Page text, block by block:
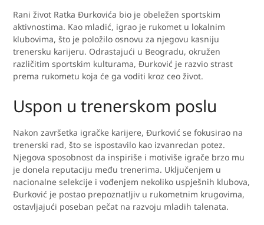
Rani život Ratka Đurkovića bio je obeležen sportskim
aktivnostima. Kao mladić, igrao je rukomet u lokalnim
klubovima, što je položilo osnovu za njegovu kasniju
trenersku karijeru. Odrastajući u Beogradu, okružen
različitim sportskim kulturama, Đurković je razvio strast
prema rukometu koja će ga voditi kroz ceo život.
Uspon u trenerskom poslu
Nakon završetka igračke karijere, Đurković se fokusirao na
trenerski rad, što se ispostavilo kao izvanredan potez.
Njegova sposobnost da inspiriše i motiviše igrače brzo mu
je donela reputaciju među trenerima. Uključenjem u
nacionalne selekcije i vođenjem nekoliko uspješnih klubova,
Đurković je postao prepoznatljiv u rukometnim krugovima,
ostavljajući poseban pečat na razvoju mladih talenata.